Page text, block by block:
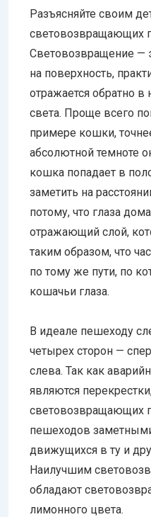
Разъясняйте своим
световозвращающих
Световозвращение —
на поверхность,
отражается обратно в
света. Проще всего
примере кошки,
абсолютной темноте
кошка попадает в
заметить на
потому, что глаза
отражающий слой,
таким образом, что
по тому же пути, по
кошачьи глаза.
В идеале пешеходу
четырех сторон —
слева. Так как
являются
световозвращающих
пешеходов
движущихся в ту и
Наилучшим
обладают
лимонного цвета.